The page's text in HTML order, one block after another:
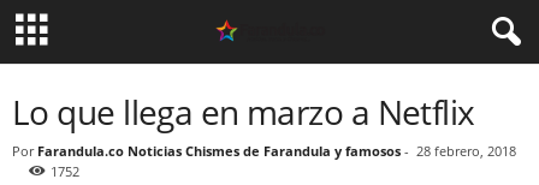
Lo que llega en marzo a Netflix
Por Farandula.co Noticias Chismes de Farandula y famosos - 28 febrero, 2018
1752